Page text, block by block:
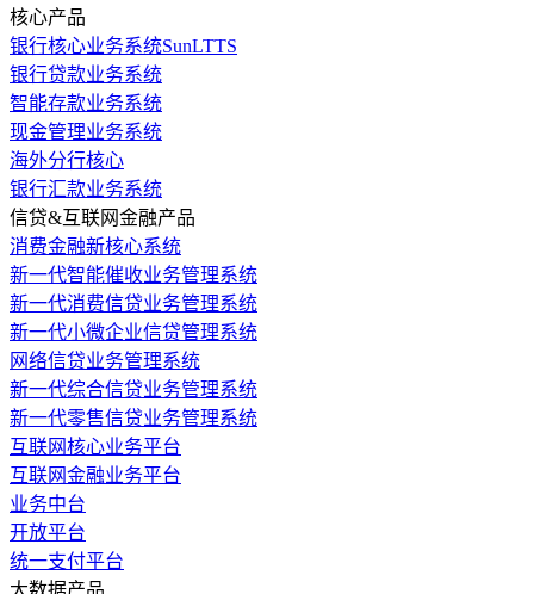
核心产品
银行核心业务系统SunLTTS
银行贷款业务系统
智能存款业务系统
现金管理业务系统
海外分行核心
银行汇款业务系统
信贷&互联网金融产品
消费金融新核心系统
新一代智能催收业务管理系统
新一代消费信贷业务管理系统
新一代小微企业信贷管理系统
网络信贷业务管理系统
新一代综合信贷业务管理系统
新一代零售信贷业务管理系统
互联网核心业务平台
互联网金融业务平台
业务中台
开放平台
统一支付平台
大数据产品